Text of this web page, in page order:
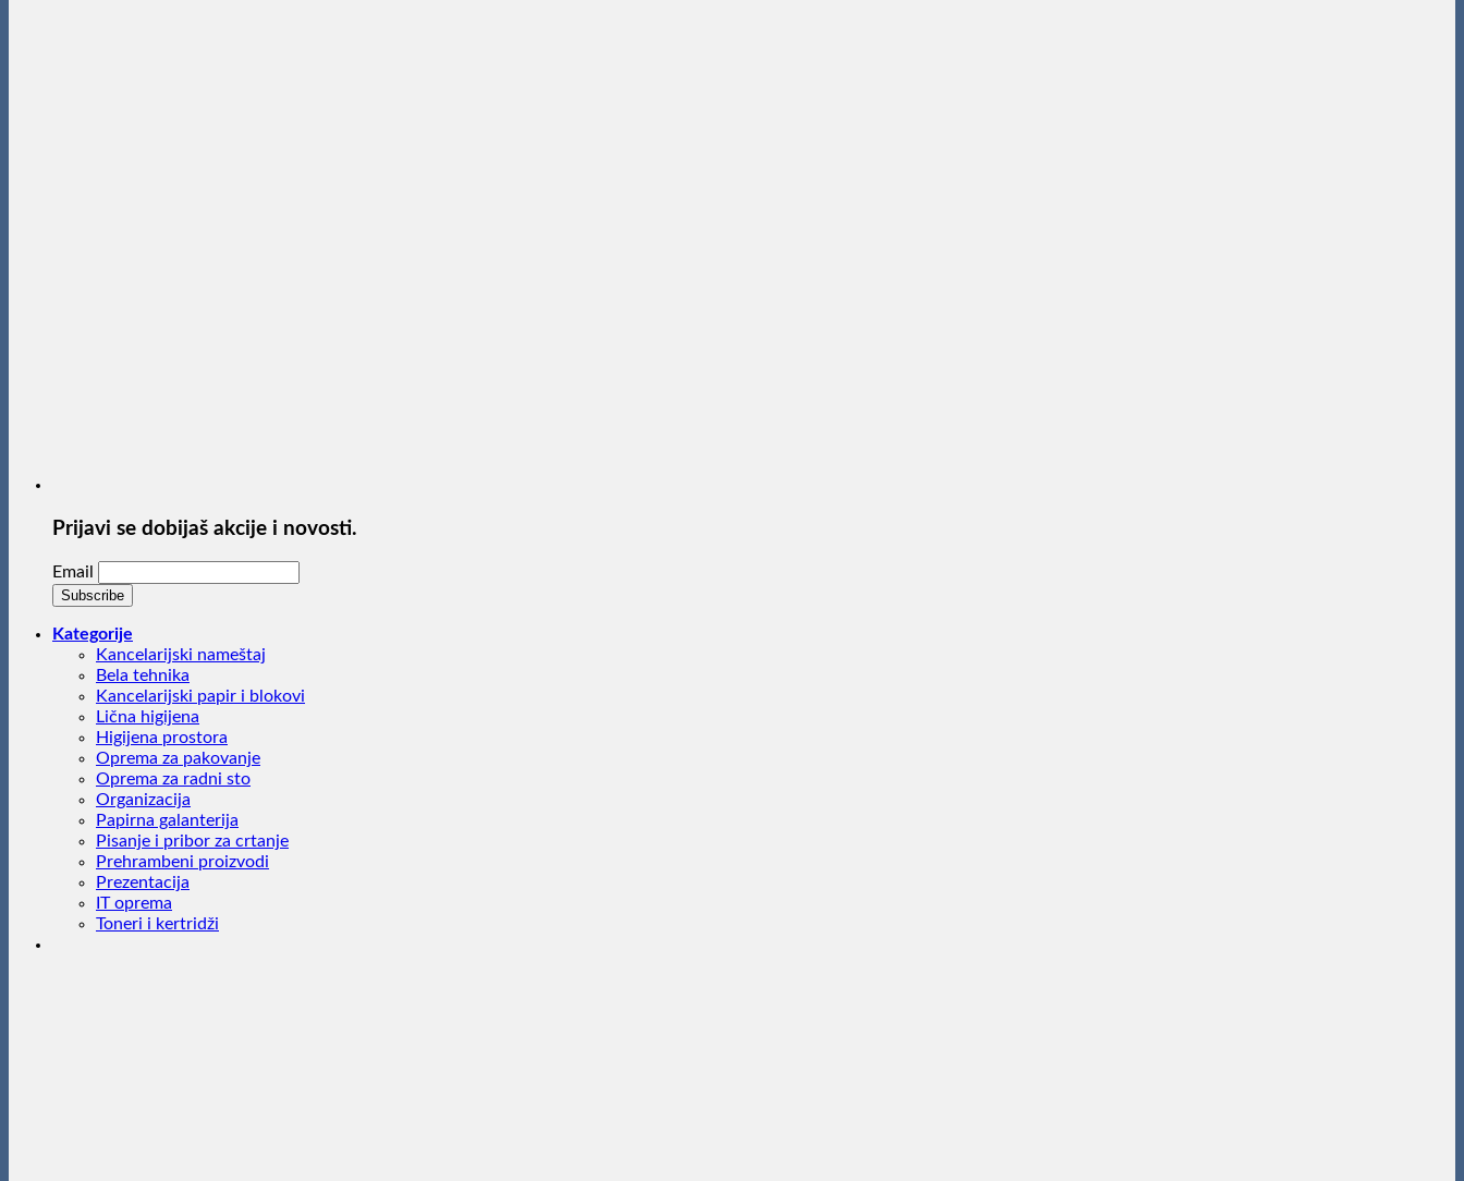
Prijavi se dobijaš akcije i novosti.
Email
Kategorije
Kancelarijski nameštaj
Bela tehnika
Kancelarijski papir i blokovi
Lična higijena
Higijena prostora
Oprema za pakovanje
Oprema za radni sto
Organizacija
Papirna galanterija
Pisanje i pribor za crtanje
Prehrambeni proizvodi
Prezentacija
IT oprema
Toneri i kertridži